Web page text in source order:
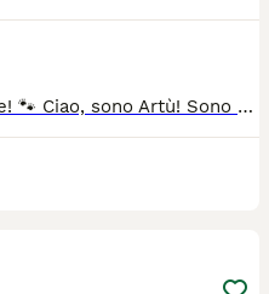
Cerco una famiglia per sempre! 🐾 Ciao, sono Artù! Sono un dolcissimo gattino, affettuoso e giocherellone, in cerca di una casa piena d'amore. Sono vaccinato, sverminato e spulciato, pronto per iniziare la mia nuova vita con una famiglia speciale. Adottabile previo iter di preaffido. Per maggiori informazioni, contattaci! ❤️ Roberta 3401850645